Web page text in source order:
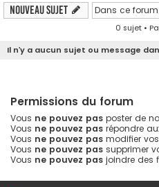
Nouveau sujet
0 sujet •
Il n’y a aucun sujet ou message
Permissions du forum
Vous ne pouvez pas poster de
Vous ne pouvez pas répondre
Vous ne pouvez pas modifier
Vous ne pouvez pas supprimer
Vous ne pouvez pas joindre des